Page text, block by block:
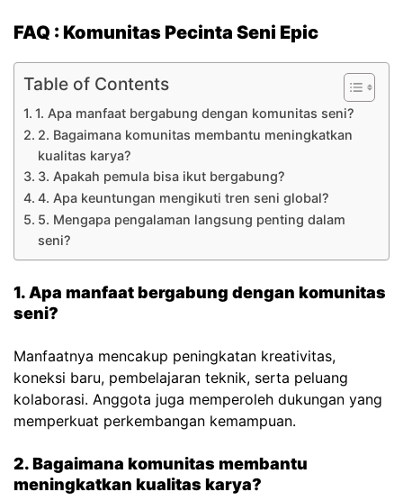
FAQ : Komunitas Pecinta Seni Epic
Table of Contents
1. Apa manfaat bergabung dengan komunitas seni?
2. Bagaimana komunitas membantu meningkatkan
kualitas karya?
3. Apakah pemula bisa ikut bergabung?
4. Apa keuntungan mengikuti tren seni global?
5. Mengapa pengalaman langsung penting dalam
seni?
1. Apa manfaat bergabung dengan komunitas
seni?
Manfaatnya mencakup peningkatan kreativitas,
koneksi baru, pembelajaran teknik, serta peluang
kolaborasi. Anggota juga memperoleh dukungan yang
memperkuat perkembangan kemampuan.
2. Bagaimana komunitas membantu
meningkatkan kualitas karya?